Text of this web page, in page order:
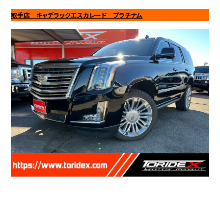
取手店 キャデラックエスカレード プラチナム